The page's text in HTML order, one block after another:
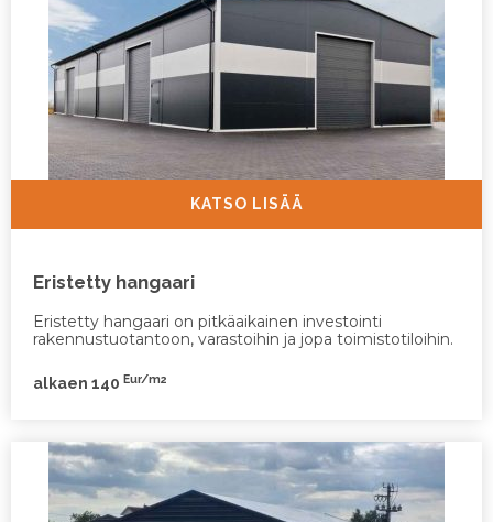
KATSO LISÄÄ
Eristetty hangaari
Eristetty hangaari on pitkäaikainen investointi
rakennustuotantoon, varastoihin ja jopa toimistotiloihin.
alkaen 140 Eur/m2